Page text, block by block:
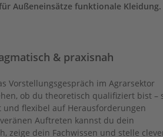
Außeneinsätze funktionale Kleidung.
& praxisnah
Vorstellungsgespräch im Agrarsektor
ob du theoretisch qualifiziert bist –
flexibel auf Herausforderungen
Auftreten kannst du dein
zeige dein Fachwissen und stelle